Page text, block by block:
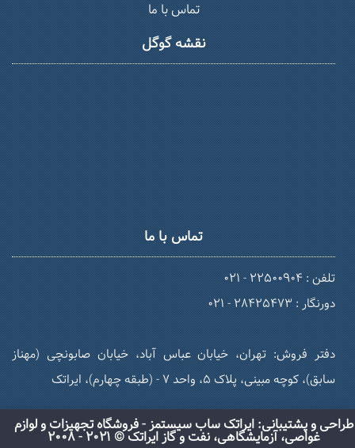
تماس با ما
نقشه گوگل
تماس با ما
تلفن : 22500904 - 021
دورنگار : 28425473 - 021
دفتر فروش: تهران، خیابان عباس آباد، خیابان صابونچی (مهناز
سابق)، کوچه مبینی، پلاک 5، واحد 7 - (طبقه چهارم)، ایراتک
طراحی و پشتیبانی: ایراتک ساب سیستمز - فروشگاه تجهیزات و لوازم
غواصی، آزمایشگاهی، نفت و گاز ایراتک © 2021 - 2008